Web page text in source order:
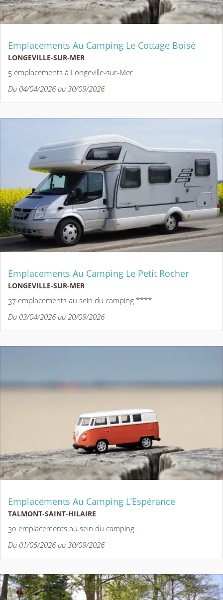
Emplacements Au Camping Le Cottage Boisé
LONGEVILLE-SUR-MER
5 emplacements à Longeville-sur-Mer
Du 04/04/2026 au 30/09/2026
Emplacements Au Camping Le Petit Rocher
LONGEVILLE-SUR-MER
37 emplacements au sein du camping ****
Du 03/04/2026 au 20/09/2026
Emplacements Au Camping L’Espérance
TALMONT-SAINT-HILAIRE
30 emplacements au sein du camping
Du 01/05/2026 au 30/09/2026